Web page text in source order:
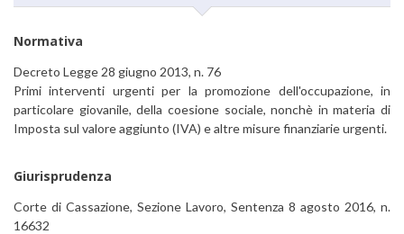
Normativa
Decreto Legge 28 giugno 2013, n. 76
Primi interventi urgenti per la promozione dell'occupazione, in
particolare giovanile, della coesione sociale, nonchè in materia di
Imposta sul valore aggiunto (IVA) e altre misure finanziarie urgenti.
Giurisprudenza
Corte di Cassazione, Sezione Lavoro, Sentenza 8 agosto 2016, n.
16632